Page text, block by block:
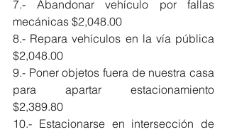
7.- Abandonar vehículo por fallas
mecánicas $2,048.00
8.- Repara vehículos en la vía pública
$2,048.00
9.- Poner objetos fuera de nuestra casa
para apartar estacionamiento
$2,389.80
10.- Estacionarse en intersección de